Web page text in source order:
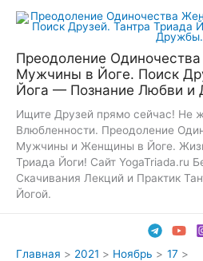
Перейти
Преодоление
Мужчины в Йоге. Поиск
Йога — Познание Любви и
Ищите Друзей прямо сейчас! Не
Влюбленности. Преодоление
Мужчины и Женщины в Йоге.
Триада Йоги! Сайт YogaTriada.ru
Скачивания Лекций и Практик
Йогой.
Главная 2021 Ноябрь
17